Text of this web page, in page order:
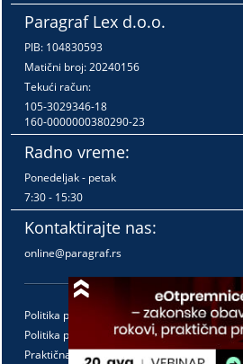
Paragraf Lex d.o.o.
PIB: 104830593
Matični broj: 20240156
Tekući račun:
105-3029346-18
160-0000000380290-23
Radno vreme:
Ponedeljak - petak
7:30 - 15:30
Kontaktirajte nas:
online@paragraf.rs
Politika privatnosti
Politika pružanja usluga
Praktična pravila pružanja usluga